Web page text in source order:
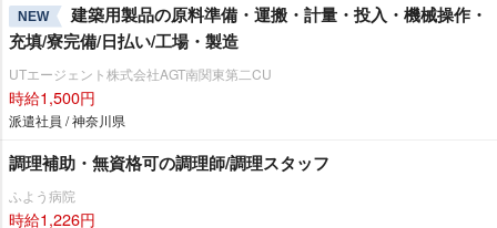
NEW
建築用製品の原料準備・運搬・計量・投入・機械操作・
充填/寮完備/日払い/工場・製造
UTエージェント株式会社AGT南関東第二CU
時給1,500円
派遣社員 / 神奈川県
調理補助・無資格可の調理師/調理スタッフ
ふよう病院
時給1,226円